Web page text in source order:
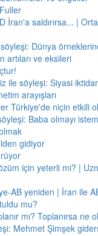
İran'a saldırırsa... |
Dünya
artıları ve eksileri
ile söyleşi: Siyasi
arayışları
Türkiye'de niçin etkili
Baba olmayı
gidiyor
için yeterli mi? |
AB yeniden | İran ile
mu?
mı? Toplanırsa ne
Mehmet Şimşek